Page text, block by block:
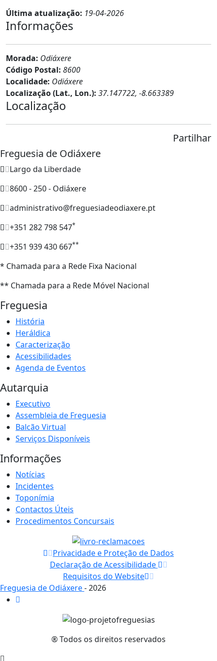
Última atualização: 19-04-2026
Informações
Morada: Odiáxere
Código Postal: 8600
Localidade: Odiáxere
Localização (Lat., Lon.): 37.147722, -8.663389
Localização
Partilhar
Freguesia de Odiáxere
Largo da Liberdade
8600 - 250 - Odiáxere
administrativo@freguesiadeodiaxere.pt
+351 282 798 547*
+351 939 430 667**
* Chamada para a Rede Fixa Nacional
** Chamada para a Rede Móvel Nacional
Freguesia
História
Heráldica
Caracterização
Acessibilidades
Agenda de Eventos
Autarquia
Executivo
Assembleia de Freguesia
Balcão Virtual
Serviços Disponíveis
Informações
Notícias
Incidentes
Toponímia
Contactos Úteis
Procedimentos Concursais
Privacidade e Proteção de Dados
Declaração de Acessibilidade
Requisitos do Website
Freguesia de Odiáxere- 2026
® Todos os direitos reservados